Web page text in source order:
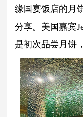
缘国宴饭店的月
分享。美国嘉宾
是初次品尝月饼